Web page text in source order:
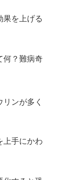
果を上げる
何？難病奇
ンが多く
上手にかわ